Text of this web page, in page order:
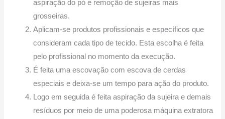
aspiração do pó e remoção de sujeiras mais
grosseiras.
Aplicam-se produtos profissionais e específicos que
consideram cada tipo de tecido. Esta escolha é feita
pelo profissional no momento da execução.
É feita uma escovação com escova de cerdas
especiais e deixa-se um tempo para ação do produto.
Logo em seguida é feita aspiração da sujeira e demais
resíduos por meio de uma poderosa máquina extratora